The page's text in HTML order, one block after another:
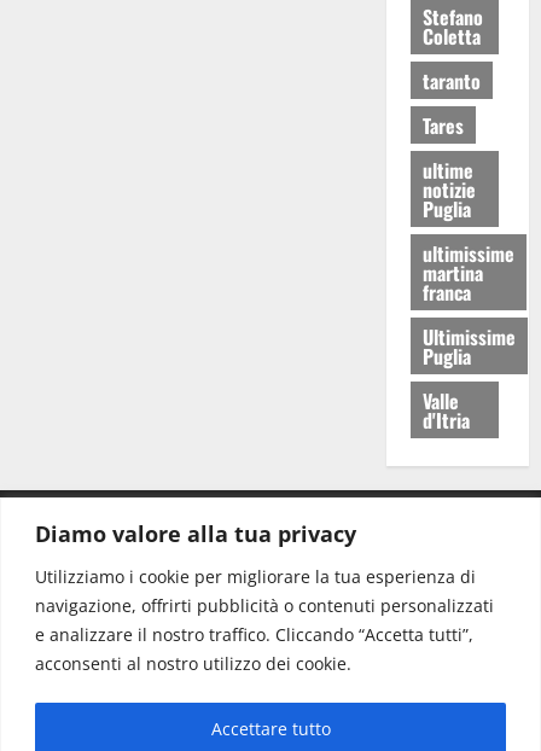
Diamo valore alla tua privacy
Utilizziamo i cookie per migliorare la tua esperienza di
navigazione, offrirti pubblicità o contenuti personalizzati
e analizzare il nostro traffico. Cliccando “Accetta tutti”,
acconsenti al nostro utilizzo dei cookie.
Accettare tutto
Stefano
Coletta
taranto
Tares
ultime
notizie
Puglia
ultimissime
martina
franca
Ultimissime
Puglia
Valle
d'Itria
Redazione: redazione@www.martinasera.it
Direttore:direttore@www.martinasera.it
Info & Commerciale:info@www.martinasera.it